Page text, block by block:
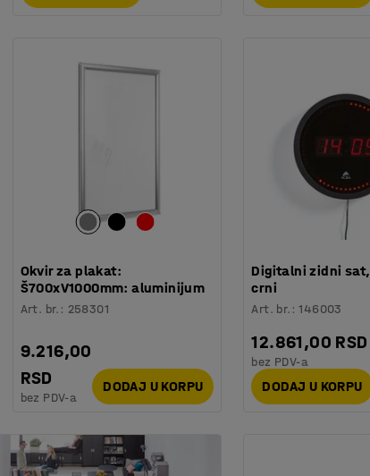
Okvir za plakat:
Š700xV1000mm: aluminijum
Art. br. : 258301
9.216,00
RSD
bez PDV-a
DODAJ U KORPU
Digitalni zidni
crni
Art. br. :146003
12.861,00 RSD
bez PDV-a
DODAJ U KORPU